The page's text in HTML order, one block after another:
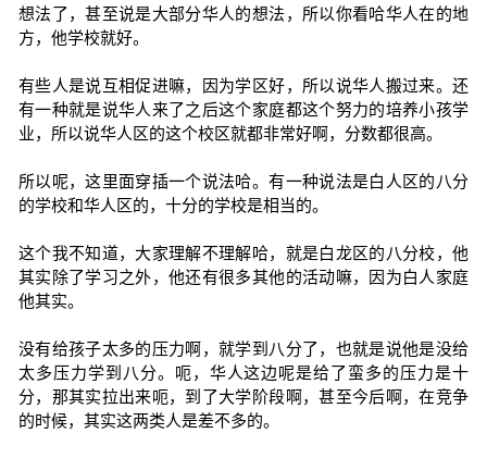
想法了，甚至说是大部分华人的想法，所以你看哈华人在的地
方，他学校就好。
有些人是说互相促进嘛，因为学区好，所以说华人搬过来。还
有一种就是说华人来了之后这个家庭都这个努力的培养小孩学
业，所以说华人区的这个校区就都非常好啊，分数都很高。
所以呢，这里面穿插一个说法哈。有一种说法是白人区的八分
的学校和华人区的，十分的学校是相当的。
这个我不知道，大家理解不理解哈，就是白龙区的八分校，他
其实除了学习之外，他还有很多其他的活动嘛，因为白人家庭
他其实。
没有给孩子太多的压力啊，就学到八分了，也就是说他是没给
太多压力学到八分。呃，华人这边呢是给了蛮多的压力是十
分，那其实拉出来呃，到了大学阶段啊，甚至今后啊，在竞争
的时候，其实这两类人是差不多的。